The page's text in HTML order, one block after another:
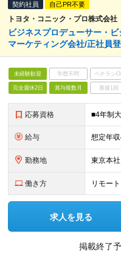
契約社員 自己PR不要
トヨタ・コニック・プロ株式会社
ビジネスプロデューサー・
マーケティング会社/正社員
未経験歓迎 学歴不問 ベテラン
完全週休2日 賞与複数月 面接1回
応募資格
給与
勤務地
働き方 リモー
求人を見る
掲載終了